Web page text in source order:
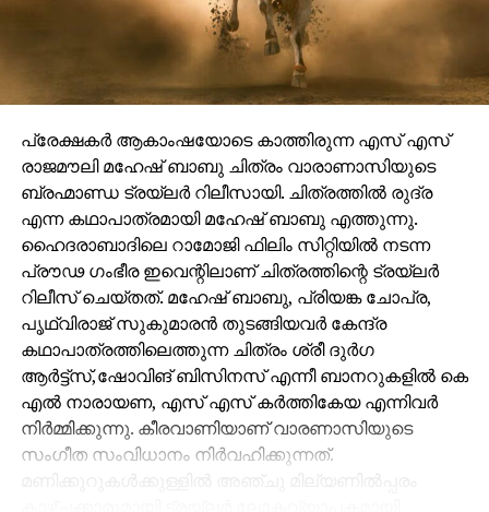
പ്രേക്ഷകർ ആകാംഷയോടെ കാത്തിരുന്ന എസ് എസ്
രാജമൗലി മഹേഷ് ബാബു ചിത്രം വാരാണാസിയുടെ
ബ്രഹ്മാണ്ഡ ട്രയ്ലർ റിലീസായി. ചിത്രത്തിൽ രുദ്ര
എന്ന കഥാപാത്രമായി മഹേഷ് ബാബു എത്തുന്നു.
ഹൈദരാബാദിലെ റാമോജി ഫിലിം സിറ്റിയിൽ നടന്ന
പ്രൗഢ ഗംഭീര ഇവെന്റിലാണ് ചിത്രത്തിന്റെ ട്രയ്ലർ
റിലീസ് ചെയ്തത്. മഹേഷ് ബാബു, പ്രിയങ്ക ചോപ്ര,
പൃഥ്വിരാജ് സുകുമാരൻ തുടങ്ങിയവർ കേന്ദ്ര
കഥാപാത്രത്തിലെത്തുന്ന ചിത്രം ശ്രീ ദുർഗ
ആർട്ട്സ്,ഷോവിങ് ബിസിനസ് എന്നീ ബാനറുകളിൽ കെ
എൽ നാരായണ, എസ് എസ് കർത്തികേയ എന്നിവർ
നിർമ്മിക്കുന്നു. കീരവാണിയാണ് വാരണാസിയുടെ
സംഗീത സംവിധാനം നിർവഹിക്കുന്നത്.